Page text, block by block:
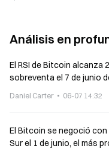
Análisis en
El RSI de Bitcoin alcanza
sobreventa el 7 de junio
Daniel Carter 06-07 14:32
El Bitcoin se negoció
Sur el 1 de junio, el más